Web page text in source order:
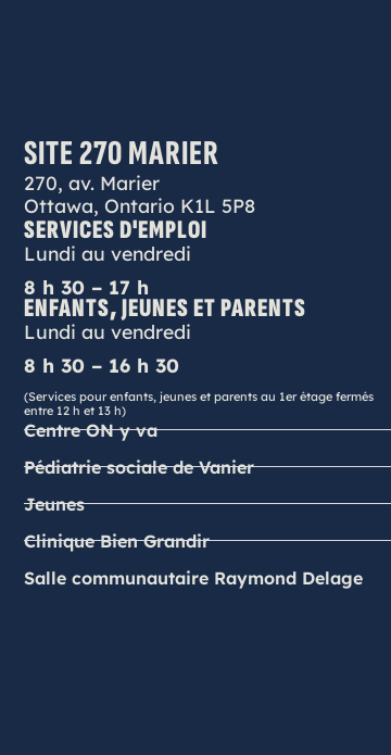
SITE 270 MARIER
270, av. Marier
Ottawa, Ontario K1L 5P8
SERVICES D'EMPLOI
Lundi au vendredi
8 h 30 – 17 h
ENFANTS, JEUNES ET PARENTS
Lundi au vendredi
8 h 30 – 16 h 30
(Services pour enfants, jeunes et parents au 1er étage fermés
entre 12 h et 13 h)
Centre ON y va
Pédiatrie sociale de Vanier
Jeunes
Clinique Bien Grandir
Salle communautaire Raymond Delage